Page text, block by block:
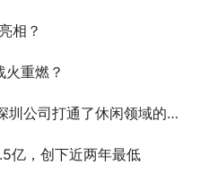
相？
重燃？
司打通了休闲领域的任督二脉
亿，创下近两年最低